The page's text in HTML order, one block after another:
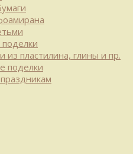
из пластилина, глины и пр.
поделки